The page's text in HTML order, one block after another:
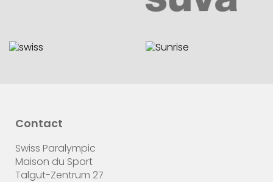
Contact
Swiss Paralympic
Maison du Sport
Talgut-Zentrum 27